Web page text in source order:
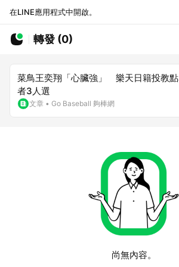
在LINE應用程式中開啟。
轉發 (0)
菜鳥王奕翔「心臟強」 樂天日籍投教
者3人選
文章 • Go Baseball 夠棒網
尚無內容。